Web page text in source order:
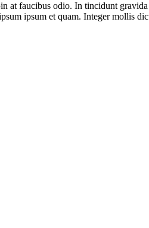
at faucibus odio. In tincidunt
ipsum et quam. Integer mollis